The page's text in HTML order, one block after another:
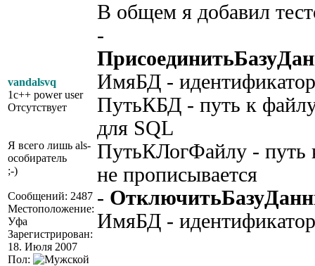
vandalsvq
1c++ power user
Отсутствует
Я всего лишь als-
особиратель
;-)
Сообщений: 2487
Местоположение:
Уфа
Зарегистрирован:
18. Июля 2007
Пол:
В общем я добавил
-
ИмяБД -
ПутьКБД - путь к
для SQL
ПутьКЛогФайлу - путь
не прописывается
-
ИмяБД -